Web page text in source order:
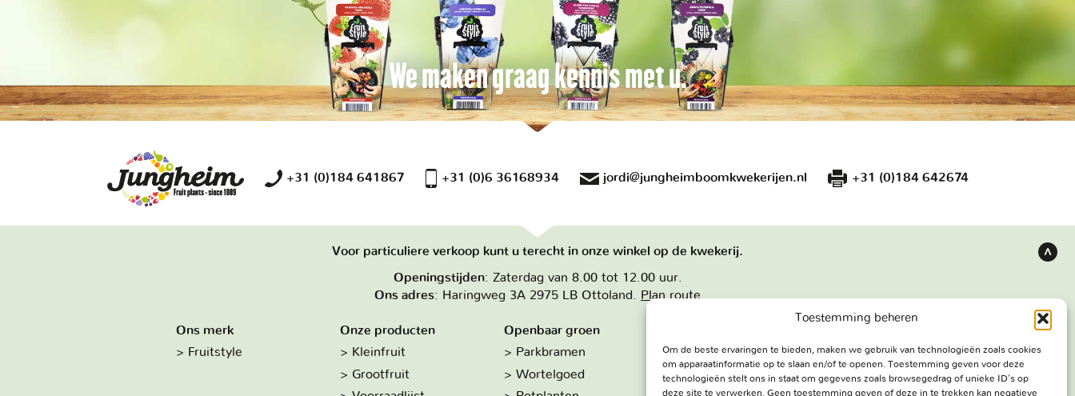
Toestemming beheren
Om de beste ervaringen te bieden, maken we gebruik van technologieën zoals cookies
om apparaatinformatie op te slaan en/of te openen. Toestemming geven voor deze
technologieën stelt ons in staat om gegevens zoals browsegedrag of unieke ID's op
deze site te verwerken. Geen toestemming geven of deze in te trekken kan negatieve
We maken graag kennis met u.
+31 (0)184 641867 +31 (0)6 36168934 jordi@jungheimboomkwekerijen.nl +31 (0)184 642674
Voor particuliere verkoop kunt u terecht in onze winkel op de kwekerij.
Openingstijden: Zaterdag van 8.00 tot 12.00 uur.
Ons adres: Haringweg 3A 2975 LB Ottoland. Plan route
Ons merk
Fruitstyle
Onze producten
Kleinfruit
Grootfruit
Openbaar groen
Parkbramen
Wortelgoed
Hoe we werken
De kwekerij
Haringweg 3A
2975 LB Ottoland
boven